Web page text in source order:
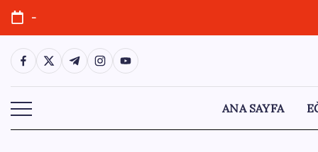
Skip
content
-
https://www.facebook.com/
https://twitter.com/
https://t.me/
https://www.instagram.com/
https://youtube.com/
ANA SAYFA